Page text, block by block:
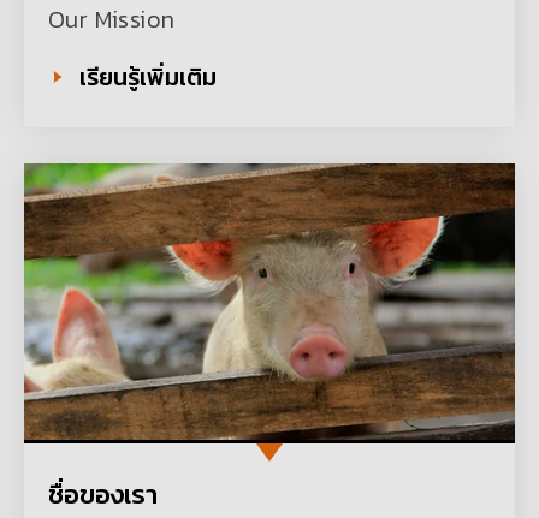
Our Mission
เรียนรู้เพิ่มเติม
ชื่อของเรา